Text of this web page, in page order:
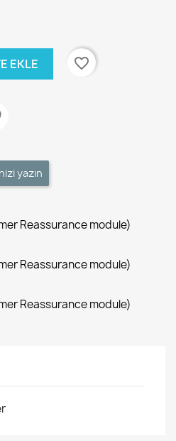
EKLE favorite_border
yazın
Reassurance module)
Reassurance module)
Reassurance module)